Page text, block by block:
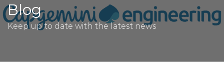
Blog
Keep up to date with the latest news